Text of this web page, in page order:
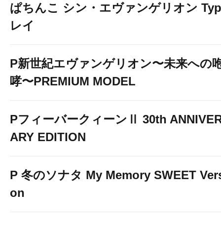
ぱちんこ シン・エヴァンゲリオン
レイ
P新世紀エヴァンゲリオン〜未来への
哮〜PREMIUM MODEL
PフィーバークィーンⅡ 30th
ARY EDITION
P 冬のソナタ My Memory SWEET
on